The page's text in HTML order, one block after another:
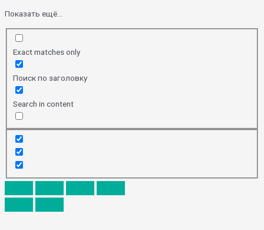
Показать ещё...
Exact matches only
Поиск по заголовку
Search in content